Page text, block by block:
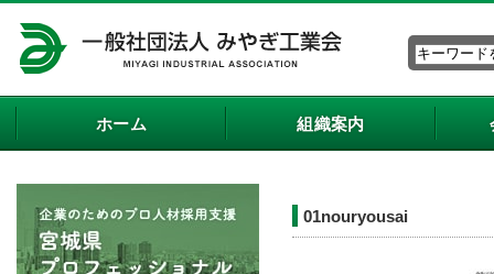
ホーム 組織案内
01nouryousai